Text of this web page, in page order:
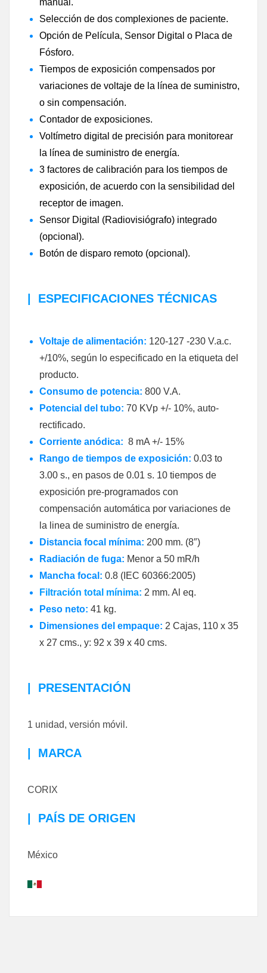
Selección de dos complexiones de paciente.
Opción de Película, Sensor Digital o Placa de
Fósforo.
Tiempos de exposición compensados por
variaciones de voltaje de la línea de suministro,
o sin compensación.
Contador de exposiciones.
Voltímetro digital de precisión para monitorear
la línea de suministro de energía.
3 factores de calibración para los tiempos de
exposición, de acuerdo con la sensibilidad del
receptor de imagen.
Sensor Digital (Radiovisiógrafo) integrado
(opcional).
Botón de disparo remoto (opcional).
| ESPECIFICACIONES TÉCNICAS
Voltaje de alimentación: 120-127 -230 V.a.c.
+/10%, según lo especificado en la etiqueta del
producto.
Consumo de potencia: 800 V.A.
Potencial del tubo: 70 KVp +/- 10%, auto-
rectificado.
Corriente anódica: 8 mA +/- 15%
Rango de tiempos de exposición: 0.03 to
3.00 s., en pasos de 0.01 s. 10 tiempos de
exposición pre-programados con
compensación automática por variaciones de
la linea de suministro de energía.
Distancia focal mínima: 200 mm. (8″)
Radiación de fuga: Menor a 50 mR/h
Mancha focal: 0.8 (IEC 60366:2005)
Filtración total mínima: 2 mm. Al eq.
Peso neto: 41 kg.
Dimensiones del empaque: 2 Cajas, 110 x 35
x 27 cms., y: 92 x 39 x 40 cms.
| PRESENTACIÓN
1 unidad, versión móvil.
| MARCA
CORIX
| PAÍS DE ORIGEN
México